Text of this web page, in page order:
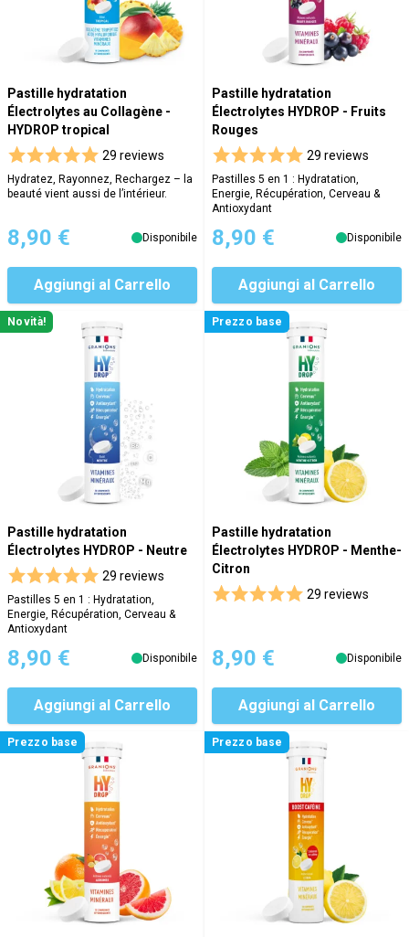
Pastille hydratation
Électrolytes au Collagène -
HYDROP tropical
29 reviews
Hydratez, Rayonnez, Rechargez – la
beauté vient aussi de l’intérieur.
8,90 € Disponibile
Aggiungi al Carrello
Pastille hydratation
Électrolytes HYDROP - Fruits
Rouges
29 reviews
Pastilles 5 en 1 : Hydratation,
Energie, Récupération, Cerveau &
Antioxydant
8,90 € Disponibile
Aggiungi al Carrello
Novità!
Pastille hydratation
Électrolytes HYDROP - Neutre
29 reviews
Pastilles 5 en 1 : Hydratation,
Energie, Récupération, Cerveau &
Antioxydant
8,90 € Disponibile
Aggiungi al Carrello
Prezzo base
Pastille hydratation
Électrolytes HYDROP - Menthe-
Citron
29 reviews
8,90 € Disponibile
Aggiungi al Carrello
Prezzo base Prezzo base